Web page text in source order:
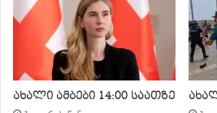
ახალი ამბები 14:00 საათზე